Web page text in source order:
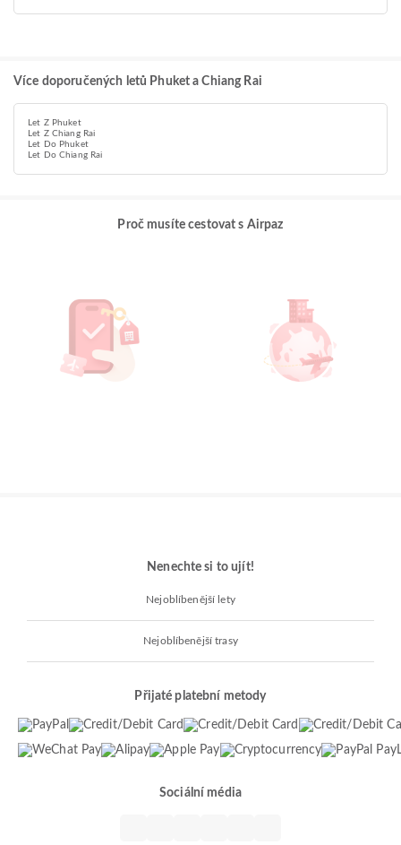
Více doporučených letů Phuket a Chiang Rai
Let Z Phuket
Let Z Chiang Rai
Let Do Phuket
Let Do Chiang Rai
Proč musíte cestovat s Airpaz
Nenechte si to ujít!
Nejoblíbenější lety
Nejoblíbenější trasy
Přijaté platební metody
Sociální média